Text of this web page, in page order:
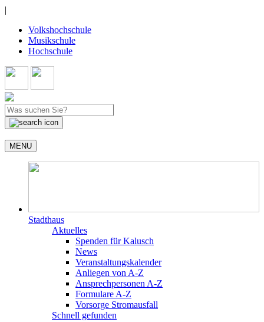
|
Volkshochschule
Musikschule
Hochschule
MENU
Stadthaus
Aktuelles
Spenden für Kalusch
News
Veranstaltungskalender
Anliegen von A-Z
Ansprechpersonen A-Z
Formulare A-Z
Vorsorge Stromausfall
Schnell gefunden